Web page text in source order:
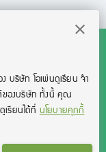
บริษัท โอเพ่นดูเรียน จํา
ของบริษัท ทั้งนี้ คุณ
เรียนได้ที่นโยบายคุกกี้
©︎ OpenDurian
Educational Testing